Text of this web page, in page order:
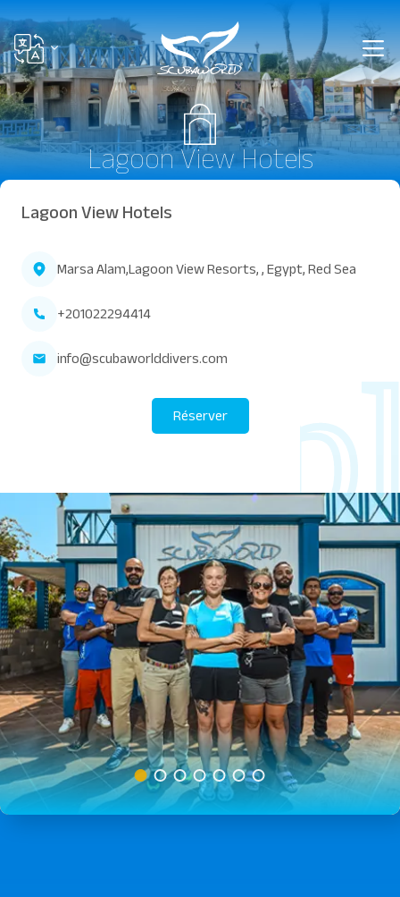
Lagoon View Hotels
Lagoon View Hotels
Marsa Alam,Lagoon View Resorts, , Egypt, Red Sea
+201022294414
info@scubaworlddivers.com
Réserver